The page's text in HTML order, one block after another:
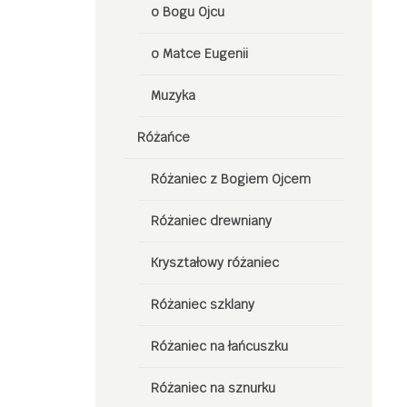
o Bogu Ojcu
o Matce Eugenii
Muzyka
Różańce
Różaniec z Bogiem Ojcem
Różaniec drewniany
Kryształowy różaniec
Różaniec szklany
Różaniec na łańcuszku
Różaniec na sznurku